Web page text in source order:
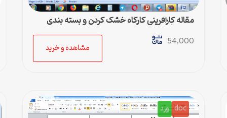
مقاله کارآفرینی کارگاه خشک کردن و بسته بندی
سبزیجات
54,000
مشاهده و خرید
doc ورد